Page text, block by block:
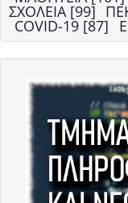
ΣΧΟΛΕΙΑ [99]
COVID-19 [87]